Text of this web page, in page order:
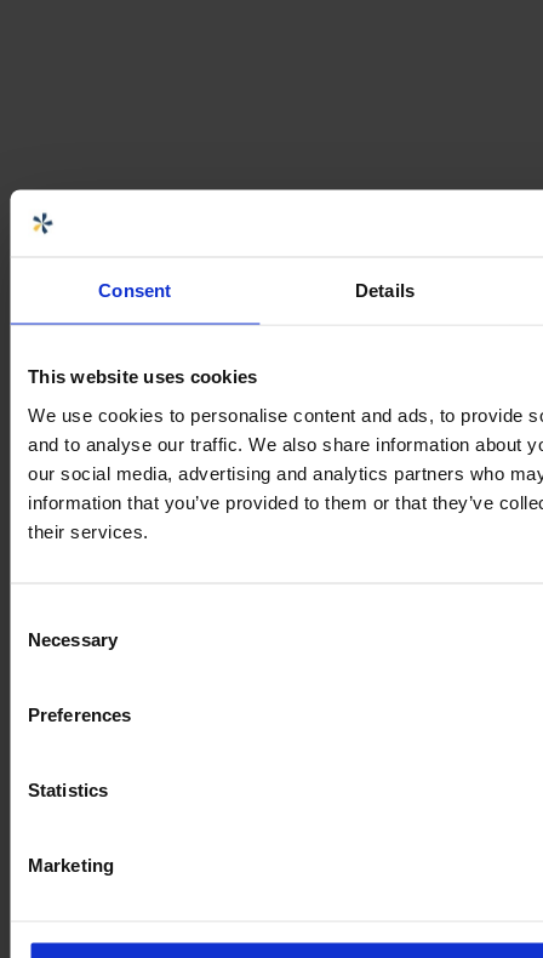
Consent Details
This website uses cookies
We use cookies to personalise content and ads, to provide
and to analyse our traffic. We also share information about
our social media, advertising and analytics partners who
information that you’ve provided to them or that they’ve
their services.
Selection
Necessary
Preferences
Statistics
Marketing